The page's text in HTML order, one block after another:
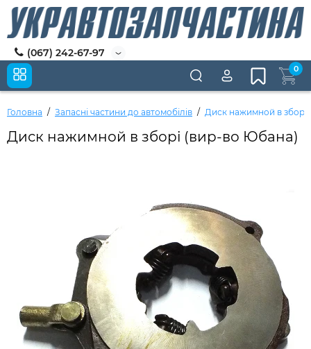
(067) 242-67-97
0
Головна Запасні частини до автомобілів Диск нажимной в
Диск нажимной в зборі (вир-во Юбана)